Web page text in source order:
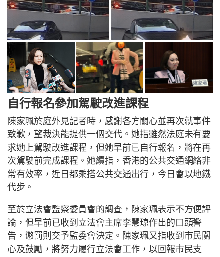
自行報名參加駕駛改進課程
陳家珮於庭外見記者時，感謝各方關心並再次就事件
致歉，望裁決能提供一個交代。她指雖然法庭未有要
求她上駕駛改進課程，但她早前已自行報名，將在再
次駕駛前完成課程。她續指，香港的公共交通網絡非
常有效率，近日都乘搭公共交通出行，今日會以地鐵
代步。
至於立法會監察委員會的調查，陳家珮表示不方便評
論，但早前已收到立法會主席李慧琼作出的口頭警
告，懲罰則交予監委會決定。陳家珮又指收到市民關
心及鼓勵，將努力履行立法會工作，以回報市民支